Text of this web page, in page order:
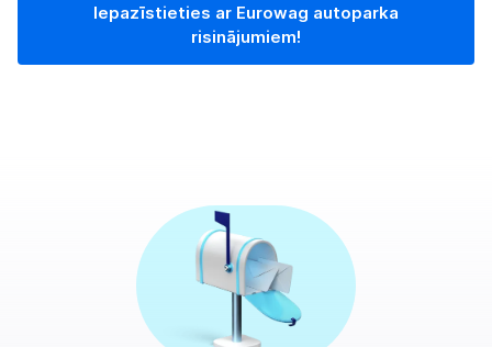
Iepazīstieties ar Eurowag autoparka
risinājumiem!